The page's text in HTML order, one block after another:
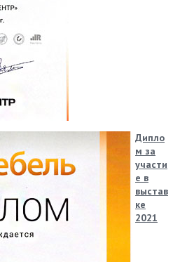
Дипло
м за
участи
е в
выстав
ке
2021